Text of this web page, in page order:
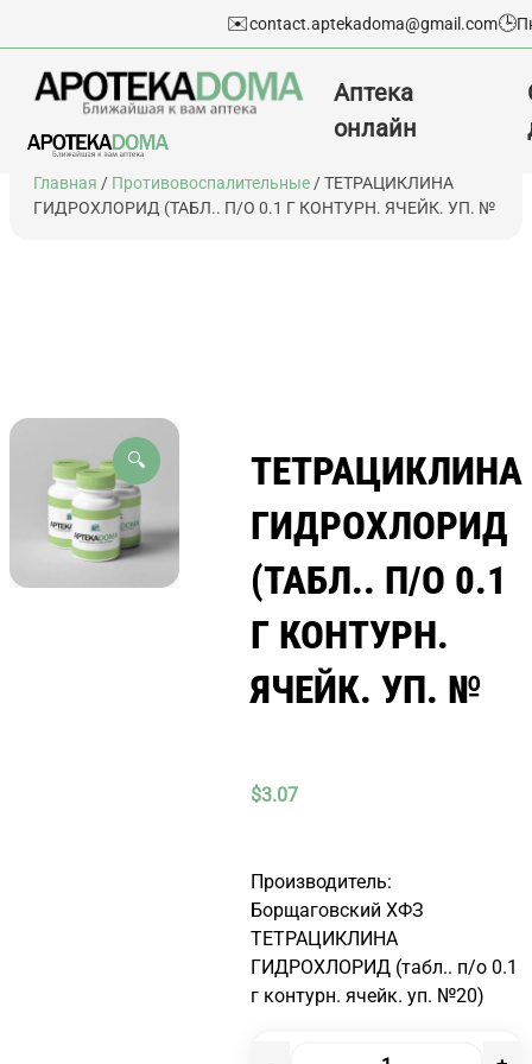
Перейти
содержимому
✉️contact.aptekadoma@gmail.com🕒
Аптека
онлайн
Главная / Противовоспалительные / ТЕТРАЦИКЛИНА
ГИДРОХЛОРИД (ТАБЛ.. П/О 0.1 Г КОНТУРН. ЯЧЕЙК. УП. №
🔍
ТЕТРАЦИКЛИНА
ГИДРОХЛОРИД
(ТАБЛ.. П/О 0.1
Г КОНТУРН.
ЯЧЕЙК. УП. №
$3.07
Производитель:
Борщаговский ХФЗ
ТЕТРАЦИКЛИНА
ГИДРОХЛОРИД (табл.. п/о 0.1
г контурн. ячейк. уп. №20)